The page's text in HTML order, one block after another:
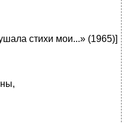
стихи мои...» (1965)]